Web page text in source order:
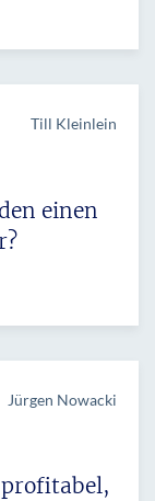
Till Kleinlein
einen
Jürgen Nowacki